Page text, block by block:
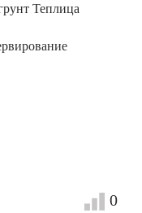
Теплица
0